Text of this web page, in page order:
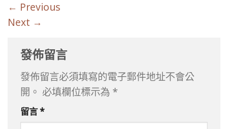
← Previous
Next →
發佈留言
發佈留言必須填寫的電子郵件地址不會公
開。 必填欄位標示為 *
留言*